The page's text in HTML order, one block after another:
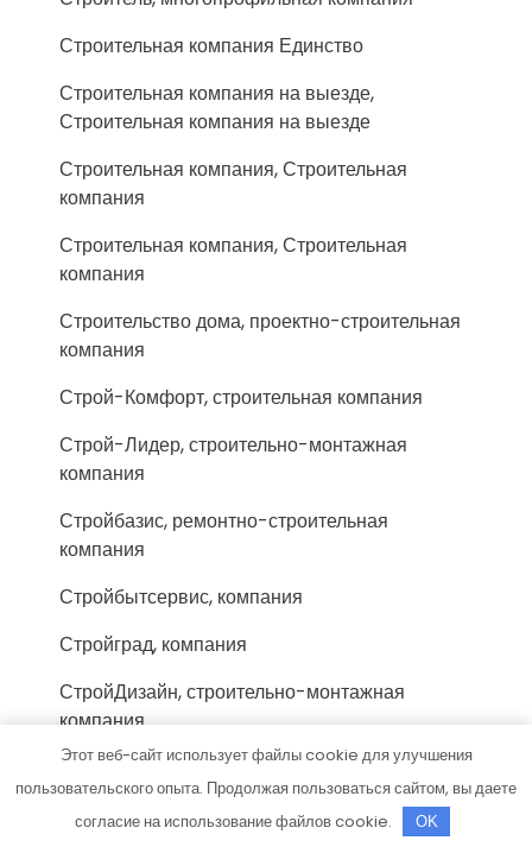
Строительная компания Единство
Строительная компания на выезде,
Строительная компания на выезде
Строительная компания, Строительная
компания
Строительная компания, Строительная
компания
Строительство дома, проектно-строительная
компания
Строй-Комфорт, строительная компания
Строй-Лидер, строительно-монтажная
компания
Стройбазис, ремонтно-строительная
компания
Стройбытсервис, компания
Стройград, компания
СтройДизайн, строительно-монтажная
компания
Стройка, строительно-ремонтная компания
СтройКом, торгово-строительная компания
Этот веб-сайт использует файлы cookie для улучшения
пользовательского опыта. Продолжая пользоваться сайтом, вы даете
согласие на использование файлов cookie.
OK